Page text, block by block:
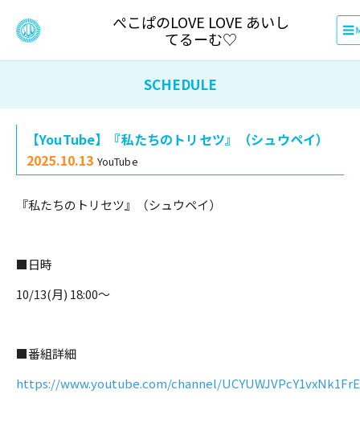
ぺこぱのLOVE LOVE あいし
てるーむ♡
SCHEDULE
【YouTube】『私たちのトリセツ』（シュウペイ）
2025.10.13 YouTube
『私たちのトリセツ』（シュウペイ）
■日時
10/13(月) 18:00〜
■番組詳細
https://www.youtube.com/channel/